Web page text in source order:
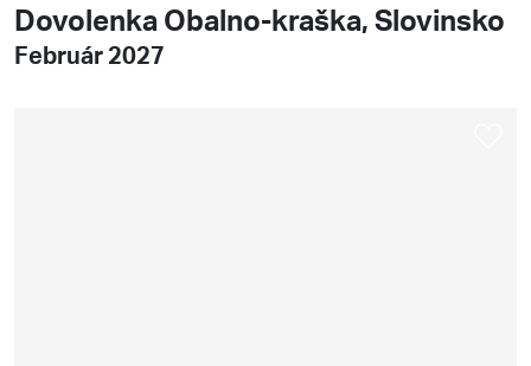
Dovolenka Obalno-kraška, Slovinsko
Február 2027